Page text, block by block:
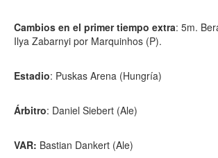
Cambios en el primer tiempo extra: 5m.
Ilya Zabarnyi por Marquinhos (P).
Estadio: Puskas Arena (Hungría)
Árbitro: Daniel Siebert (Ale)
VAR: Bastian Dankert (Ale)